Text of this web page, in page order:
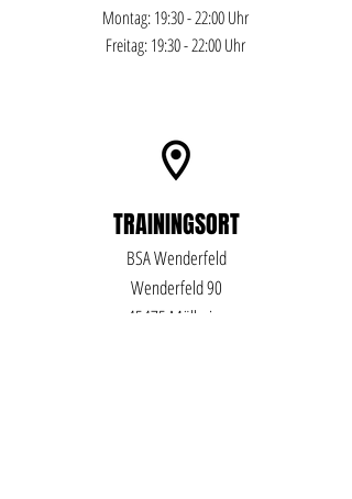
Montag: 19:30 - 22:00 Uhr
Freitag: 19:30 - 22:00 Uhr
TRAININGSORT
BSA Wenderfeld
Wenderfeld 90
45475 Mülheim